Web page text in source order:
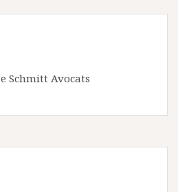
Schmitt Avocats